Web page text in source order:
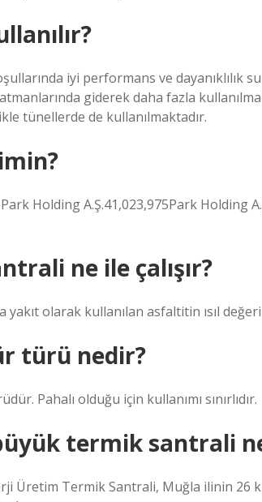
iyi performans ve dayanıklılık
giderek daha fazla
tünellerde de kullanılmaktadır.
Park Holding A.Ş.41,023,975Park Holding
ne ile çalışır?
olarak kullanılan asfaltitin ısıl
türü nedir?
Pahalı olduğu için kullanımı sınırlıdır.
termik santrali
Üretim Termik Santrali, Muğla ilinin 26